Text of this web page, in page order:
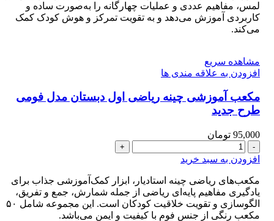
دوم
دبستان
طرح
لمس، مفاهیم عددی و عملیات چهارگانه را به‌صورت ساده و
کاربردی آموزش می‌دهد و به تقویت تمرکز و هوش کودک کمک
می‌کند.
مشاهده سریع
افزودن به علاقه مندی ها
مکعب آموزشی چینه ریاضی اول دبستان مدل فومی
طرح جدید
95,000 تومان
مکعب
آموزشی
ریاضی
اول
دبستان
مدل
افزودن به سبد خرید
مکعب‌های ریاضی چینه استادیار، ابزار کمک‌آموزشی جذاب برای
یادگیری مفاهیم پایه‌ای ریاضی از جمله شمارش، جمع و تفریق،
الگو‌سازی و تقویت خلاقیت کودکان است. این مجموعه شامل ۵۰
مکعب رنگی از جنس فوم با کیفیت و ایمن می‌باشد.